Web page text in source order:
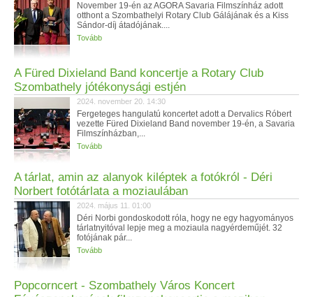
November 19-én az AGORA Savaria Filmszínház adott
otthont a Szombathelyi Rotary Club Gálájának és a Kiss
Sándor-díj átadójának....
Tovább
A Füred Dixieland Band koncertje a Rotary Club
Szombathely jótékonysági estjén
2024. november 20. 14:30
Fergeteges hangulatú koncertet adott a Dervalics Róbert
vezette Füred Dixieland Band november 19-én, a Savaria
Filmszínházban,...
Tovább
A tárlat, amin az alanyok kiléptek a fotókról - Déri
Norbert fotótárlata a moziaulában
2024. május 11. 01:00
Déri Norbi gondoskodott róla, hogy ne egy hagyományos
tárlatnyitóval lepje meg a moziaula nagyérdeműjét. 32
fotójának pár...
Tovább
Popcorncert - Szombathely Város Koncert